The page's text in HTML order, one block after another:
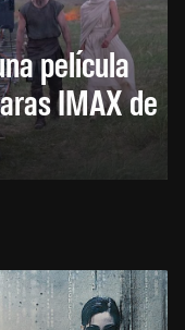
película
IMAX de